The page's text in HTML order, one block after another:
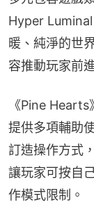
Hyper
暖、純淨的世
容推動玩家前
《Pine
提供多項輔助
訂造操作方式
讓玩家可按自
作模式限制。